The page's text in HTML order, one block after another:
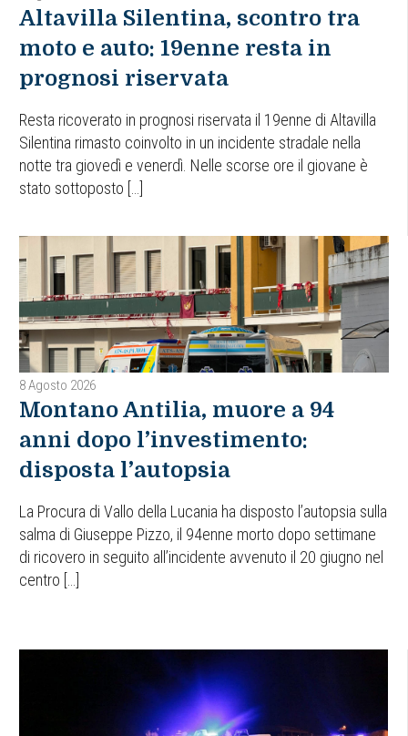
Altavilla Silentina, scontro tra
moto e auto: 19enne resta in
prognosi riservata
Resta ricoverato in prognosi riservata il 19enne di Altavilla
Silentina rimasto coinvolto in un incidente stradale nella
notte tra giovedì e venerdì. Nelle scorse ore il giovane è
stato sottoposto […]
8 Agosto 2026
Montano Antilia, muore a 94
anni dopo l’investimento:
disposta l’autopsia
La Procura di Vallo della Lucania ha disposto l’autopsia sulla
salma di Giuseppe Pizzo, il 94enne morto dopo settimane
di ricovero in seguito all’incidente avvenuto il 20 giugno nel
centro […]